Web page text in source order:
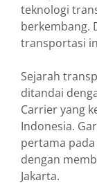
teknologi
berkembang.
transportasi
Sejarah
ditandai
Carrier yang
Indonesia.
pertama
dengan
Jakarta.